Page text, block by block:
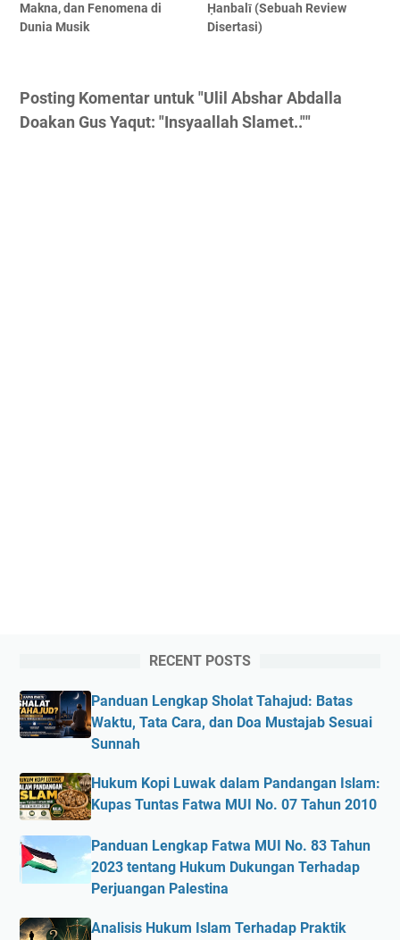
Makna, dan Fenomena di
Dunia Musik
Ḥanbalī (Sebuah Review
Disertasi)
Posting Komentar untuk "Ulil Abshar Abdalla
Doakan Gus Yaqut: "Insyaallah Slamet..""
RECENT POSTS
Panduan Lengkap Sholat Tahajud: Batas
Waktu, Tata Cara, dan Doa Mustajab Sesuai
Sunnah
Hukum Kopi Luwak dalam Pandangan Islam:
Kupas Tuntas Fatwa MUI No. 07 Tahun 2010
Panduan Lengkap Fatwa MUI No. 83 Tahun
2023 tentang Hukum Dukungan Terhadap
Perjuangan Palestina
Analisis Hukum Islam Terhadap Praktik